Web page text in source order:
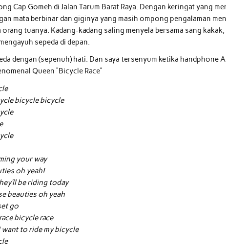
Cap Gomeh di Jalan Tarum Barat Raya. Dengan keringat yang
mata berbinar dan giginya yang masih ompong pengalaman
orang tuanya. Kadang-kadang saling menyela bersama sang
sepeda di depan.
dengan (sepenuh) hati. Dan saya tersenyum ketika handphone
Queen “Bicycle Race”
bicycle bicycle
your way
oh yeah!
be riding today
beauties oh yeah
go
bicycle race
to ride my bicycle